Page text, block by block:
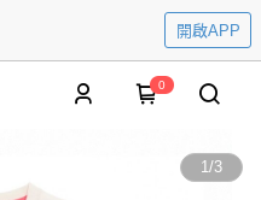
開啟APP
0
1/3